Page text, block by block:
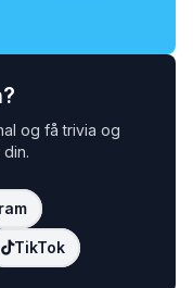
og få trivia og
TikTok